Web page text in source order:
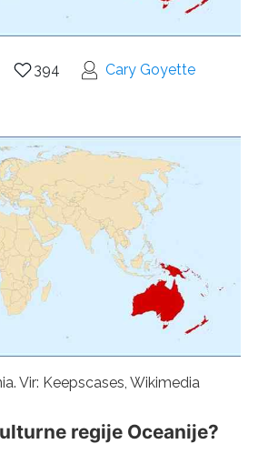
394 Cary Goyette
Vir: Keepscases, Wikimedia
regije Oceanije?